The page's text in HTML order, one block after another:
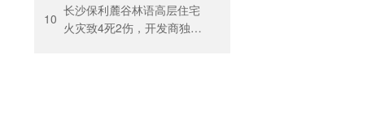
10
长沙保利麓谷林语高层住宅
火灾致4死2伤，开发商独家